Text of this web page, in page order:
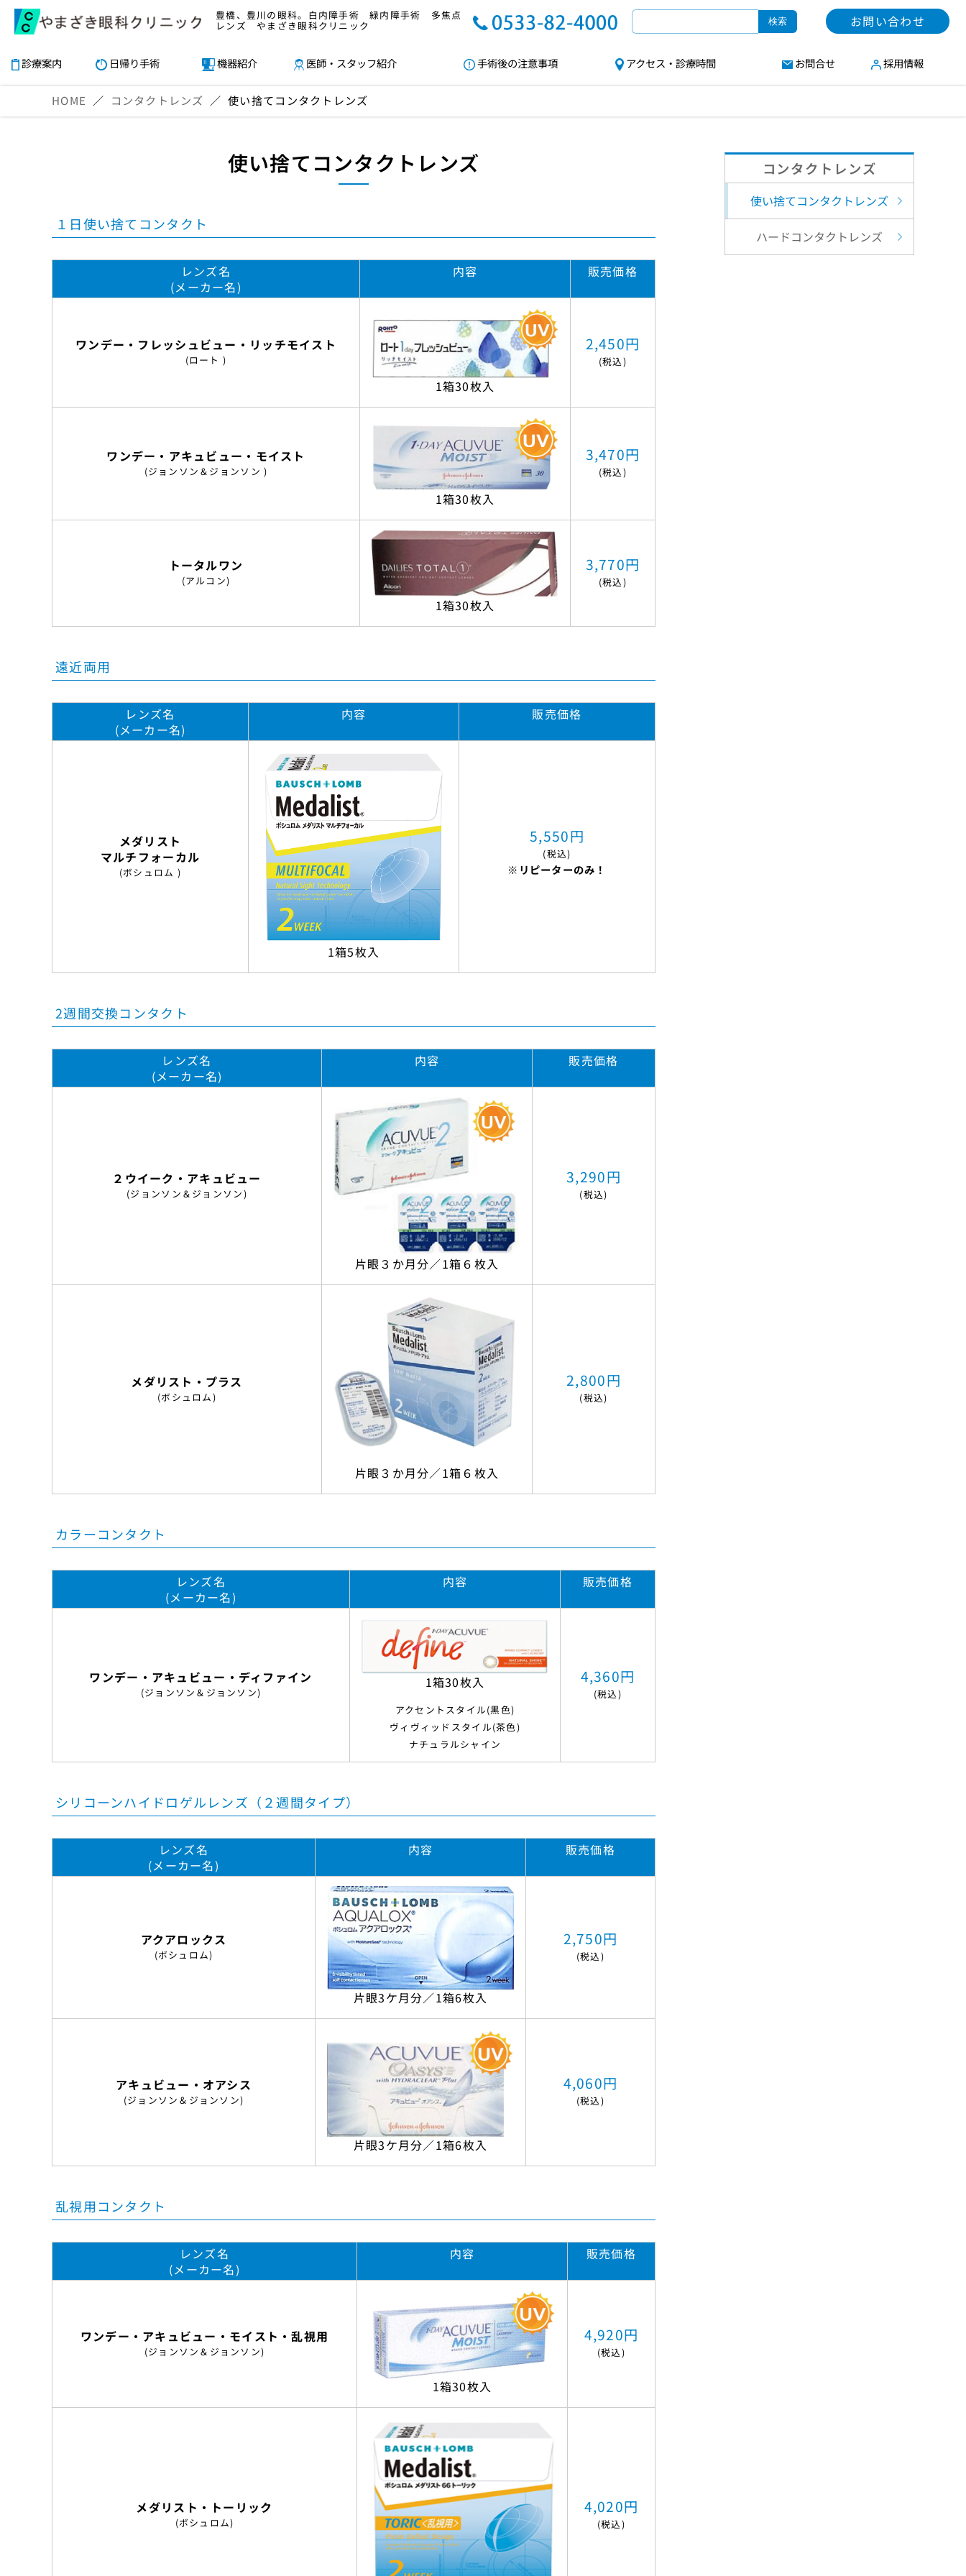
豊橋、豊川の眼科。白内障手術 緑内障手術 多焦点
レンズ やまざき眼科クリニック 検索 お問い合わせ
診療案内 日帰り手術 機器紹介 医師・スタッフ紹介 手術後の注意事項 アクセス・診療時間 お問合せ 採用情報
HOME ／ コンタクトレンズ ／使い捨てコンタクトレンズ
使い捨てコンタクトレンズ
１日使い捨てコンタクト
レンズ名
(メーカー名)
内容 販売価格
ワンデー・フレッシュビュー・リッチモイスト
(ロート )
1箱30枚入
2,450円
(税込)
ワンデー・アキュビュー・モイスト
(ジョンソン＆ジョンソン )
1箱30枚入
3,470円
(税込)
トータルワン
(アルコン)
1箱30枚入
3,770円
(税込)
遠近両用
レンズ名
(メーカー名)
内容 販売価格
メダリスト
マルチフォーカル
(ボシュロム )
1箱5枚入
5,550円
(税込)
※リピーターのみ！
2週間交換コンタクト
レンズ名
(メーカー名)
内容 販売価格
２ウイーク・アキュビュー
(ジョンソン＆ジョンソン)
片眼３か月分／1箱６枚入
3,290円
(税込)
メダリスト・プラス
(ボシュロム)
片眼３か月分／1箱６枚入
2,800円
(税込)
カラーコンタクト
レンズ名
(メーカー名)
内容 販売価格
ワンデー・アキュビュー・ディファイン
(ジョンソン＆ジョンソン)
1箱30枚入
アクセントスタイル(黒色)
ヴィヴィッドスタイル(茶色)
ナチュラルシャイン
4,360円
(税込)
シリコーンハイドロゲルレンズ（２週間タイプ）
レンズ名
(メーカー名)
内容 販売価格
アクアロックス
(ボシュロム)
片眼3ケ月分／1箱6枚入
2,750円
(税込)
アキュビュー・オアシス
(ジョンソン＆ジョンソン)
片眼3ケ月分／1箱6枚入
4,060円
(税込)
乱視用コンタクト
レンズ名
(メーカー名)
内容 販売価格
ワンデー・アキュビュー・モイスト・乱視用
(ジョンソン＆ジョンソン)
1箱30枚入
4,920円
(税込)
メダリスト・トーリック
(ボシュロム)
4,020円
(税込)
コンタクトレンズ
使い捨てコンタクトレンズ
ハードコンタクトレンズ